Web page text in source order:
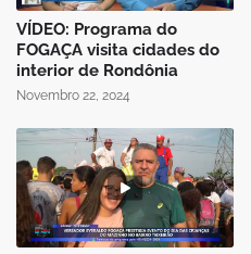
VÍDEO: Programa do
FOGAÇA visita cidades do
interior de Rondônia
Novembro 22, 2024